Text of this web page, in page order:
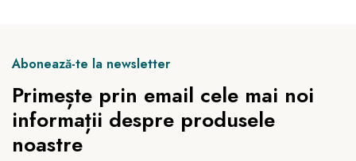
Abonează-te la newsletter
Primește prin email cele mai noi
informații despre produsele
noastre